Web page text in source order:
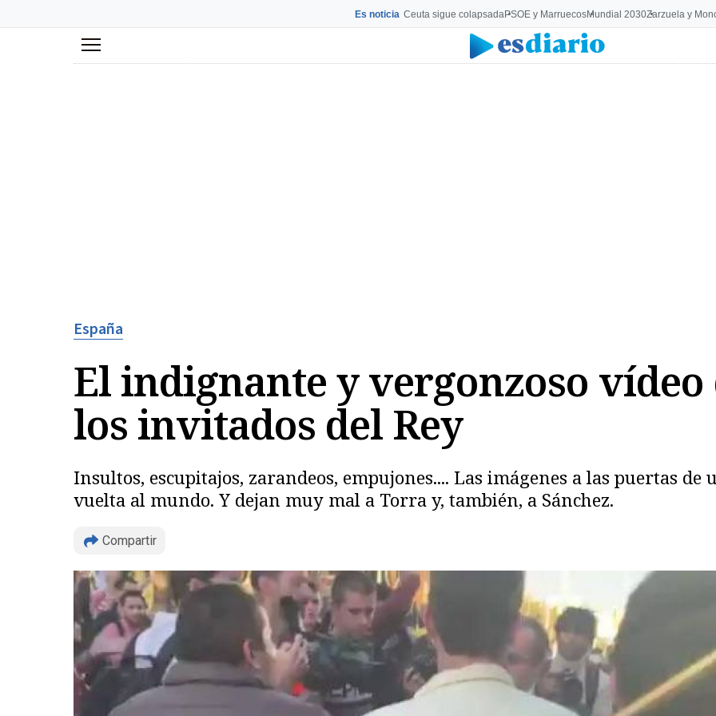
Es noticia Ceuta sigue colapsadaPSOE y MarruecosMundial 2030Zarzuela y
Menú
España
El indignante y vergonzoso vídeo
los invitados del Rey
Insultos, escupitajos, zarandeos, empujones.... Las imágenes a las puertas
vuelta al mundo. Y dejan muy mal a Torra y, también, a Sánchez.
Compartir
Copiar